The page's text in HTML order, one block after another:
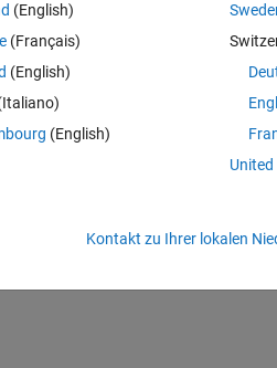
path_per_install: No
machine architecture.
(English)
(Français)
(English)
(English)
Kontakt zu Ihrer lokalen